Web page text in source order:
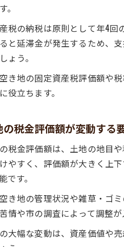
。
税の納税は原則として年4
と延滞金が発生するため、
ょう。
き地の固定資産税評価額や
役立ちます。
の税金評価額が変動する
税金評価額は、土地の地目
やすく、評価額が大きく上
です。
き地の管理状況や雑草・ゴ
情や市の調査によって調整
大幅な変動は、資産価値や